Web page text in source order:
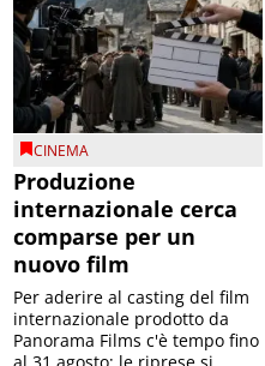
CINEMA
Produzione
internazionale cerca
comparse per un
nuovo film
Per aderire al casting del film
internazionale prodotto da
Panorama Films c'è tempo fino